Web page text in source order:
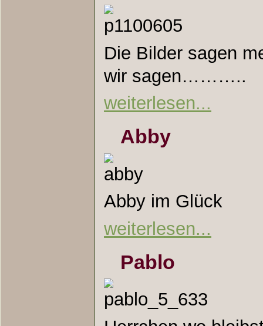
Die Bilder sagen
wir sagen………..
weiterlesen...
Abby
Abby im Glück
weiterlesen...
Pablo